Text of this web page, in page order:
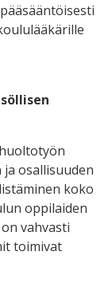
osallisuuden
koko
oppilaiden
vahvasti
toimivat